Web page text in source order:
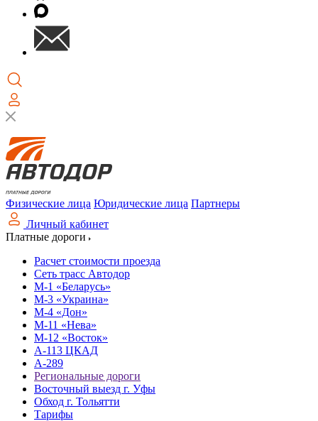
Физические лица Юридические лица Партнеры
Личный кабинет
Платные дороги
Расчет стоимости проезда
Сеть трасс Автодор
М-1 «Беларусь»
М-3 «Украина»
М-4 «Дон»
М-11 «Нева»
М-12 «Восток»
А-113 ЦКАД
А-289
Региональные дороги
Восточный выезд г. Уфы
Обход г. Тольятти
Тарифы